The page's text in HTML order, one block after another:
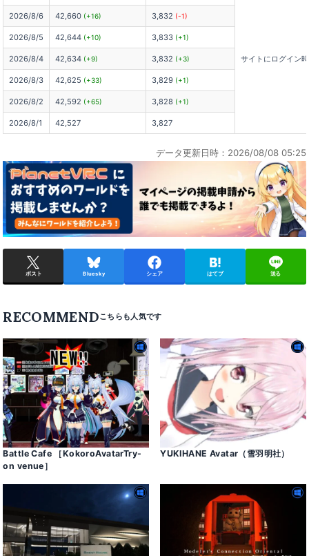
サイトにログイン
2026/8/6 42,660 (+16) 3,832 (-1)
2026/8/5 42,644 (+10) 3,833 (+1)
2026/8/4 42,634 (+9) 3,832 (+3)
2026/8/3 42,625 (+33) 3,829 (+1)
2026/8/2 42,592 (+65) 3,828 (+1)
2026/8/1 42,527 3,827
データ更新日時：2026/08/08 05:25
ポスト Bluesky シェア はてブ 送る
RECOMMEND
Battle Cafe ［KokoroAvatarTry-
on venue］
YUKIHANE Avatar（雪羽明社）